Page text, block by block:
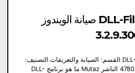
برنامج DLL-Files Fixer صيانة الويندوز
اسم: برنامج DLL-Files Fixer القسم: الصيانة والتعريفات التصنيف:
برامج المرافق الزيارات: 4780 الناشر Mutaz ما هو برنامج DLL-